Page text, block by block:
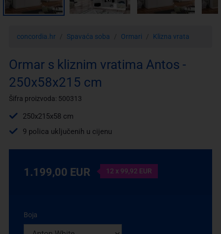
concordia.hr Spavaća soba Ormari Klizna vrata
Ormar s kliznim vratima Antos -
250x58x215 cm
Šifra proizvoda: 500313
250x215x58 cm
9 polica uključenih u cijenu
1.199,00 EUR 12 x 99,92 EUR
Boja